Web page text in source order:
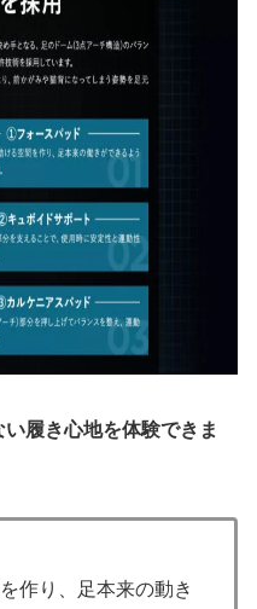
履き心地を体験できま
作り、足本来の動き